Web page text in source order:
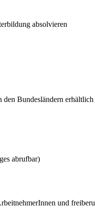
absolvieren
Bundesländern
abrufbar)
und